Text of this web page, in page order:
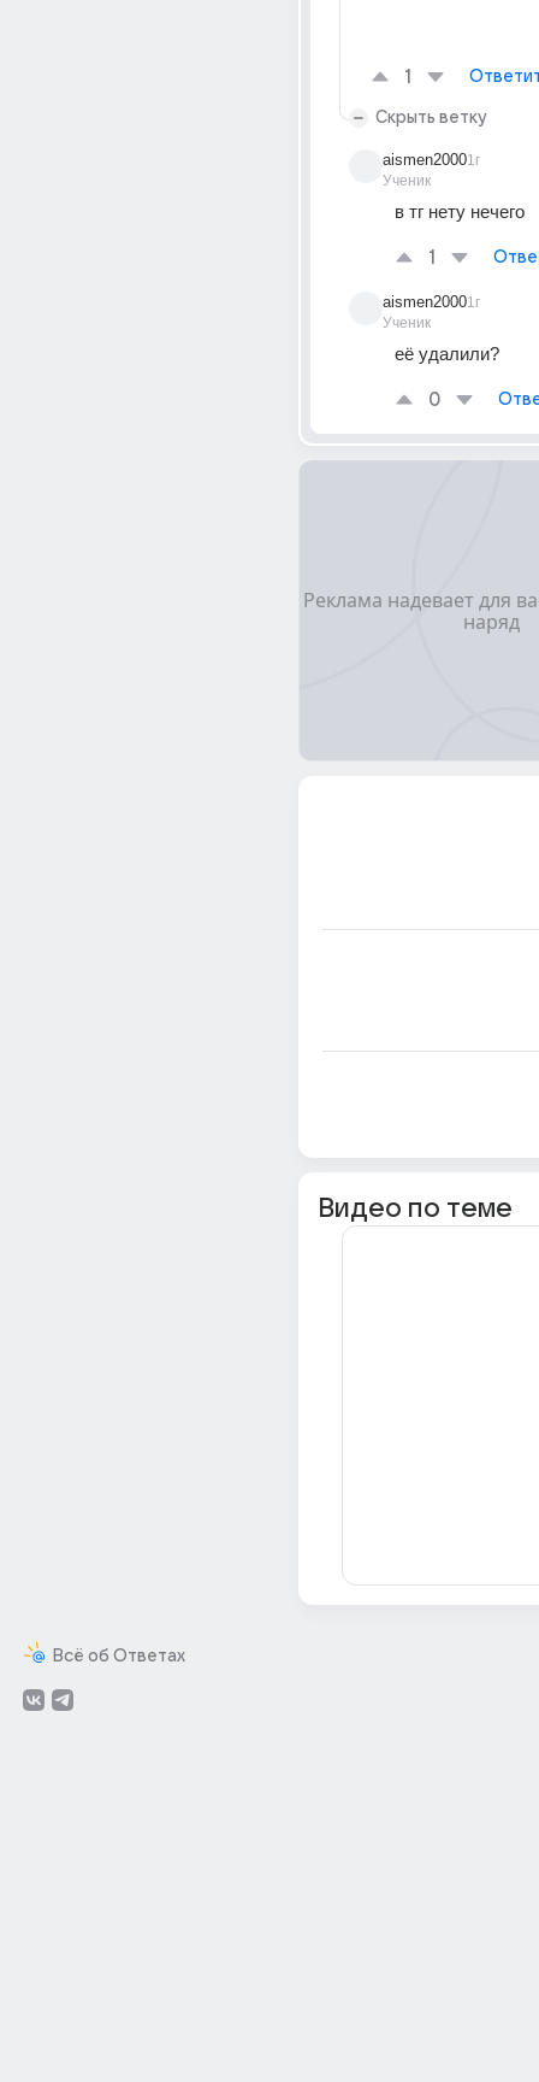
Всё об Ответах
1
Скрыть ветку
aismen2000
Ученик
1г
в тг нету нечего
1
aismen2000
Ученик
1г
её удалили?
0
Видео по теме